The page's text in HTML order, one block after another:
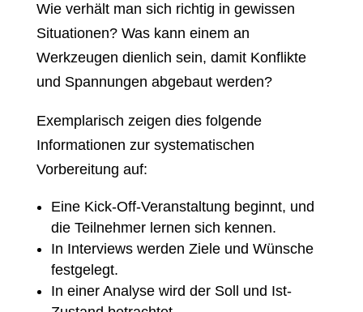
Wie verhält man sich richtig in gewissen
Situationen? Was kann einem an
Werkzeugen dienlich sein, damit Konflikte
und Spannungen abgebaut werden?
Exemplarisch zeigen dies folgende
Informationen zur systematischen
Vorbereitung auf:
Eine Kick-Off-Veranstaltung beginnt, und
die Teilnehmer lernen sich kennen.
In Interviews werden Ziele und Wünsche
festgelegt.
In einer Analyse wird der Soll und Ist-